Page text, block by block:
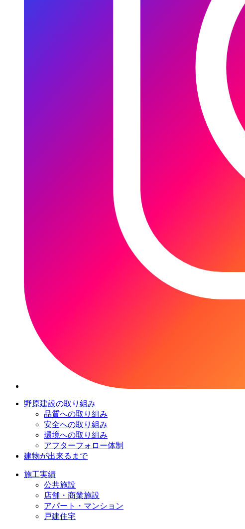
野原建設の取り組み
品質への取り組み
安全への取り組み
環境への取り組み
アフターフォロー体制
建物が出来るまで
施工実績
公共施設
店舗・商業施設
アパート・マンション
戸建住宅